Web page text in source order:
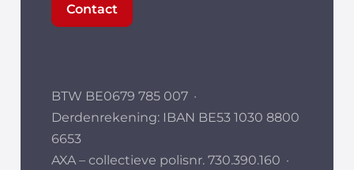
Contact
BTW BE0679 785 007 ·
Derdenrekening: IBAN BE53 1030 8800
6653
AXA – collectieve polisnr. 730.390.160 ·